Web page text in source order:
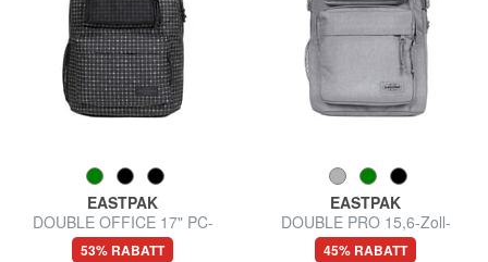
EASTPAK
DOUBLE OFFICE 17" PC-
Rucksack
53% RABATT
EASTPAK
DOUBLE PRO 15,6-Zoll-
Laptop-Rucksack
45% RABATT